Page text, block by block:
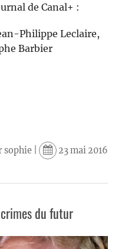
de Canal+ :
Philippe Leclaire,
Barbier
sophie| 23 mai 2016
du futur